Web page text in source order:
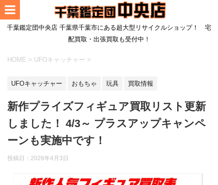
千葉鑑定団中央店 千葉県千葉市にある超大型リサイクルショップ！ 宅
配買取・出張買取も受付中！
HOME > UFOキャッチャー >
UFOキャッチャー おもちゃ 玩具 買取情報
新作プライズフィギュア買取リスト更新
しました！ 4/3～ プラスアップキャンペ
ーンも実施中です！
投稿日： 2026年4月3日